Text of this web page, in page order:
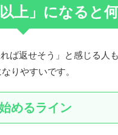
上」になると
ば返せそう」と感じる人
りやすいです。
めるライン